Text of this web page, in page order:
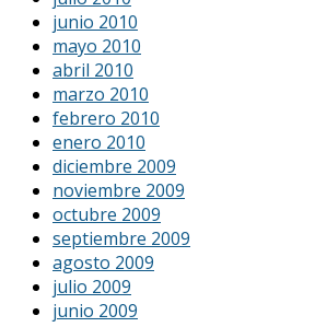
junio 2010
mayo 2010
abril 2010
marzo 2010
febrero 2010
enero 2010
diciembre 2009
noviembre 2009
octubre 2009
septiembre 2009
agosto 2009
julio 2009
junio 2009